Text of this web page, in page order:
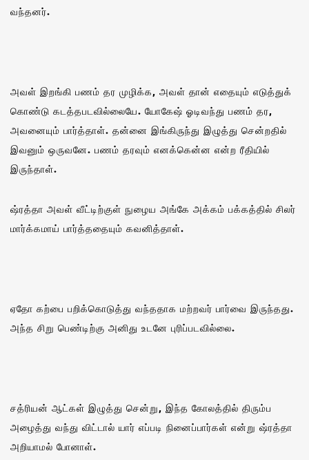
வந்தனர்.
அவள் இறங்கி பணம் தர முழிக்க, அவள் தான் எதையும் எடுத்துக்
கொண்டு கடத்தபடவில்லையே. யோகேஷ் ஓடிவந்து பணம் தர,
அவனையும் பார்த்தாள். தன்னை இங்கிருந்து இழுத்து சென்றதில்
இவனும் ஒருவனே. பணம் தரவும் எனக்கென்ன என்ற ரீதியில்
இருந்தாள்.
ஷ்ரத்தா அவள் வீட்டிற்குள் நுழைய அங்கே அக்கம் பக்கத்தில் சிலர்
மார்க்கமாய் பார்த்ததையும் கவனித்தாள்.
ஏதோ கற்பை பறிக்கொடுத்து வந்ததாக மற்றவர் பார்வை இருந்தது.
அந்த சிறு பெண்டிற்கு அனிது உடனே புரிப்படவில்லை‌.
சத்ரியன் ஆட்கள் இழுத்து சென்று, இந்த கோலத்தில் திரும்ப
அழைத்து வந்து விட்டால் யார் எப்படி நினைப்பார்கள் என்று ஷ்ரத்தா
அறியாமல் போனாள்‌.